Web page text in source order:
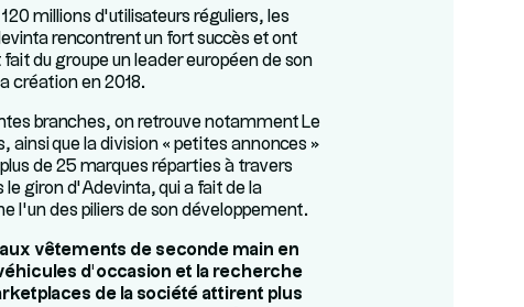
120 millions d’utilisateurs réguliers, les
rencontrent un fort succès et ont
du groupe un leader européen de son
création en 2018.
branches, on retrouve notamment Le
ainsi que la division « petites annonces »
de 25 marques réparties à travers
le giron d’Adevinta, qui a fait de la
l’un des piliers de son développement.
vêtements de seconde main en
d’occasion et la recherche
de la société attirent plus